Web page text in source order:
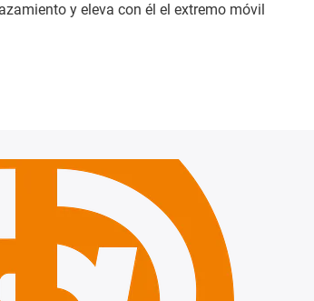
y eleva con él el extremo móvil